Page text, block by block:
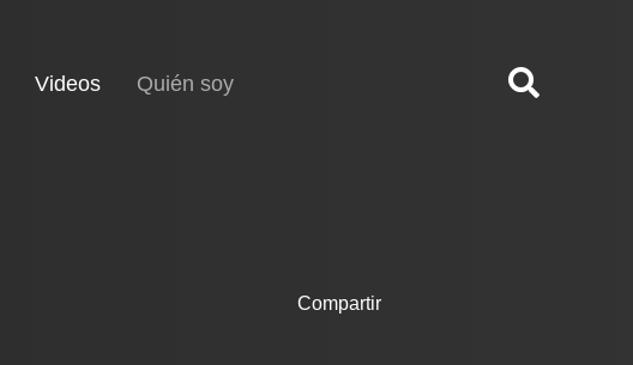
Videos(current)Quién soy
Compartir